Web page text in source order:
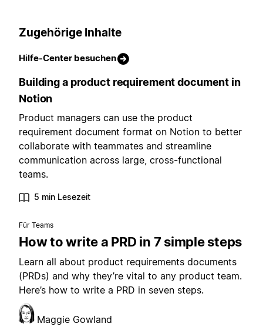
Zugehörige Inhalte
Hilfe-Center besuchen
Building a product requirement document in
Notion
Product managers can use the product
requirement document format on Notion to better
collaborate with teammates and streamline
communication across large, cross-functional
teams.
5 min Lesezeit
Für Teams
How to write a PRD in 7 simple steps
Learn all about product requirements documents
(PRDs) and why they’re vital to any product team.
Here’s how to write a PRD in seven steps.
Maggie Gowland